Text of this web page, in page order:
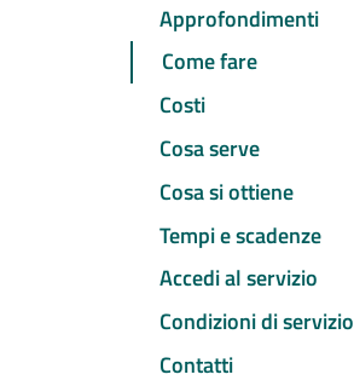
Approfondimenti
Come fare
Costi
Cosa serve
Cosa si ottiene
Tempi e scadenze
Accedi al servizio
Condizioni di servizio
Contatti